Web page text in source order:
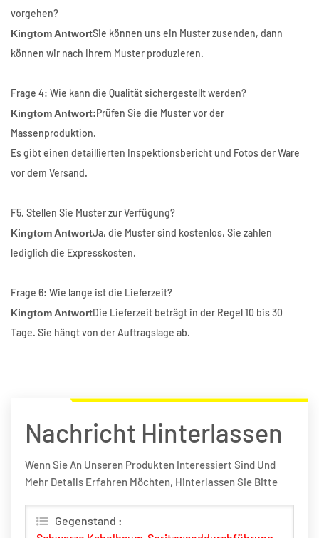
vorgehen?
Kingtom AntwortSie können uns ein Muster zusenden, dann
können wir nach Ihrem Muster produzieren.
Frage 4: Wie kann die Qualität sichergestellt werden?
Kingtom Antwort:Prüfen Sie die Muster vor der
Massenproduktion.
Es gibt einen detaillierten Inspektionsbericht und Fotos der Ware
vor dem Versand.
F5. Stellen Sie Muster zur Verfügung?
Kingtom AntwortJa, die Muster sind kostenlos, Sie zahlen
lediglich die Expresskosten.
Frage 6: Wie lange ist die Lieferzeit?
Kingtom AntwortDie Lieferzeit beträgt in der Regel 10 bis 30
Tage. Sie hängt von der Auftragslage ab.
Nachricht Hinterlassen
Wenn Sie An Unseren Produkten Interessiert Sind Und
Mehr Details Erfahren Möchten, Hinterlassen Sie Bitte
Möglich Antworten.
Gegenstand :